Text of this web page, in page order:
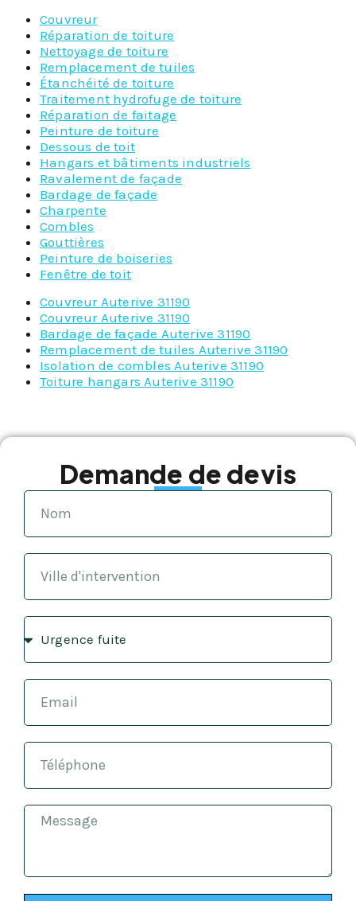
Couvreur
Réparation de toiture
Nettoyage de toiture
Remplacement de tuiles
Étanchéité de toiture
Traitement hydrofuge de toiture
Réparation de faitage
Peinture de toiture
Dessous de toit
Hangars et bâtiments industriels
Ravalement de façade
Bardage de façade
Charpente
Combles
Gouttières
Peinture de boiseries
Fenêtre de toit
Couvreur Auterive 31190
Couvreur Auterive 31190
Bardage de façade Auterive 31190
Remplacement de tuiles Auterive 31190
Isolation de combles Auterive 31190
Toiture hangars Auterive 31190
Demande de devis